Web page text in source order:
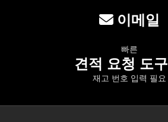
이메일
빠른
견적 요청 도구
재고 번호 입력 필요